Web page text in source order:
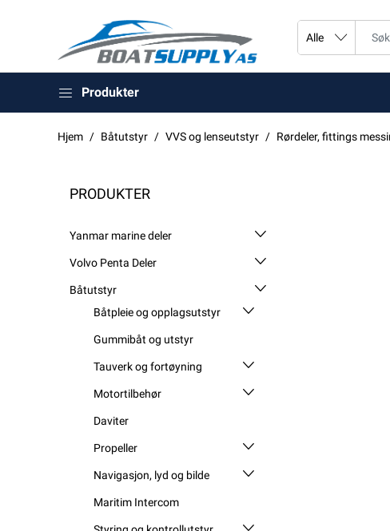
Produkter
Hjem Båtutstyr VVS og lenseutstyr Rørdeler, fittings
PRODUKTER
Yanmar marine deler
Volvo Penta Deler
Båtutstyr
Båtpleie og opplagsutstyr
Gummibåt og utstyr
Tauverk og fortøyning
Motortilbehør
Daviter
Propeller
Navigasjon, lyd og bilde
Maritim Intercom